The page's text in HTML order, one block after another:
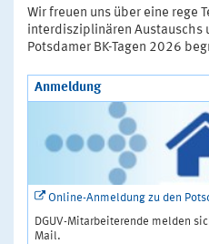
Wir freuen uns über eine rege
interdisziplinären Austauschs
Potsdamer BK-Tagen 2026
Anmeldung
Online-Anmeldung zu den
DGUV-Mitarbeiterende melden
Mail.